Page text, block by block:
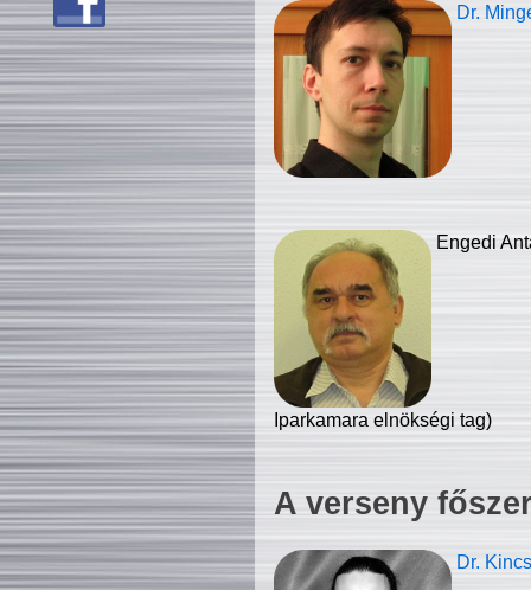
Dr.
Engedi
Iparkamara elnökségi tag)
A verseny
Dr.